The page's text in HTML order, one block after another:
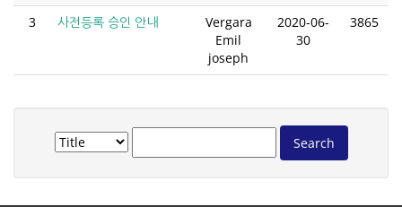
3 사전등록 승인 안내
Vergara
Emil
joseph
2020-06-
30
3865